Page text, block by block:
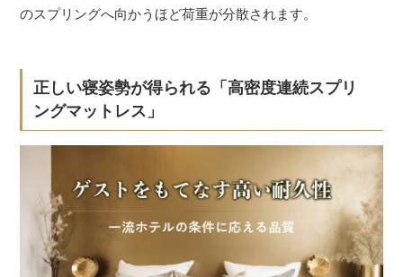
のスプリングへ向かうほど荷重が分散されます。
正しい寝姿勢が得られる「高密度連続スプリ
ングマットレス」